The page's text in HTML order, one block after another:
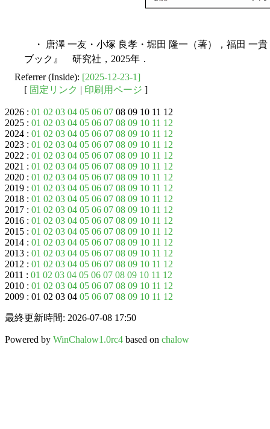
・ 唐澤 一友・小塚 良孝・堀田 隆一（著），福田 一
ブック』 研究社，2025年．
Referrer (Inside): [2025-12-23-1]
[ 固定リンク | 印刷用ページ ]
2026 : 01 02 03 04 05 06 07 08 09 10 11 12
2025 : 01 02 03 04 05 06 07 08 09 10 11 12
2024 : 01 02 03 04 05 06 07 08 09 10 11 12
2023 : 01 02 03 04 05 06 07 08 09 10 11 12
2022 : 01 02 03 04 05 06 07 08 09 10 11 12
2021 : 01 02 03 04 05 06 07 08 09 10 11 12
2020 : 01 02 03 04 05 06 07 08 09 10 11 12
2019 : 01 02 03 04 05 06 07 08 09 10 11 12
2018 : 01 02 03 04 05 06 07 08 09 10 11 12
2017 : 01 02 03 04 05 06 07 08 09 10 11 12
2016 : 01 02 03 04 05 06 07 08 09 10 11 12
2015 : 01 02 03 04 05 06 07 08 09 10 11 12
2014 : 01 02 03 04 05 06 07 08 09 10 11 12
2013 : 01 02 03 04 05 06 07 08 09 10 11 12
2012 : 01 02 03 04 05 06 07 08 09 10 11 12
2011 : 01 02 03 04 05 06 07 08 09 10 11 12
2010 : 01 02 03 04 05 06 07 08 09 10 11 12
2009 : 01 02 03 04 05 06 07 08 09 10 11 12
最終更新時間: 2026-07-08 17:50
Powered by WinChalow1.0rc4 based on chalow